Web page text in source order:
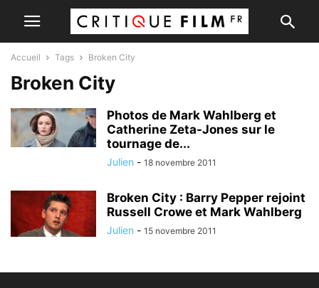
Accueil Tags Broken City
Broken City
Photos de Mark Wahlberg et
Catherine Zeta-Jones sur le
tournage de...
Julien - 18 novembre 2011
Broken City : Barry Pepper rejoint
Russell Crowe et Mark Wahlberg
Julien - 15 novembre 2011